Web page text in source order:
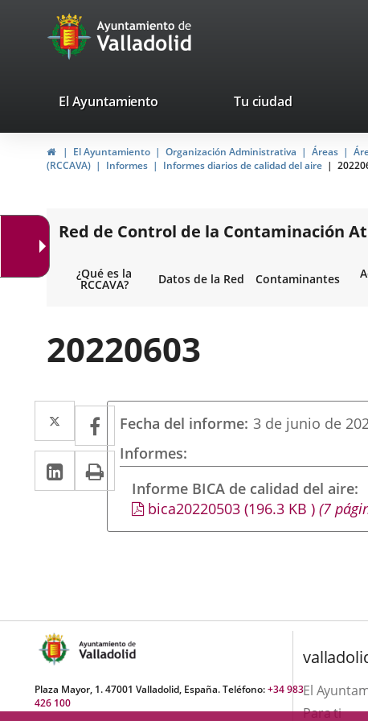
Portal
Web
Ayuntamiento
de
Valladolid
valladolid.es
El Ayuntamiento Tu ciudad
HomeEl Ayuntamiento Organización Administrativa Áreas
(RCCAVA)
Informes Informes diarios de calidad del aire
Red de Control de la Contaminación
¿Qué es la
RCCAVA? Datos de la Red Contaminantes
20220603
Twitter
Enlace
a
una
aplicación
externa.
Facebook
Enlace
a
una
aplicación
externa.
Linkedin
Enlace
a
Print
Fecha del informe 3 de junio de
Informes
Informe BICA de calidad del aire
bica20220503(196.3 KB )(7
Plaza Mayor, 1. 47001 Valladolid, España. Teléfono:+34 983
426 100
El
Para ti